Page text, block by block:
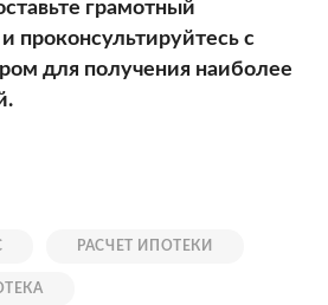
грамотный
проконсультируйтесь с
для получения наиболее
РАСЧЕТ ИПОТЕКИ